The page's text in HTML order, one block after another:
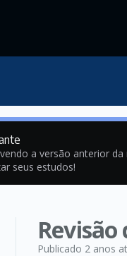
a versão anterior
seus estudos!
Revisão
Publicado 2 anos